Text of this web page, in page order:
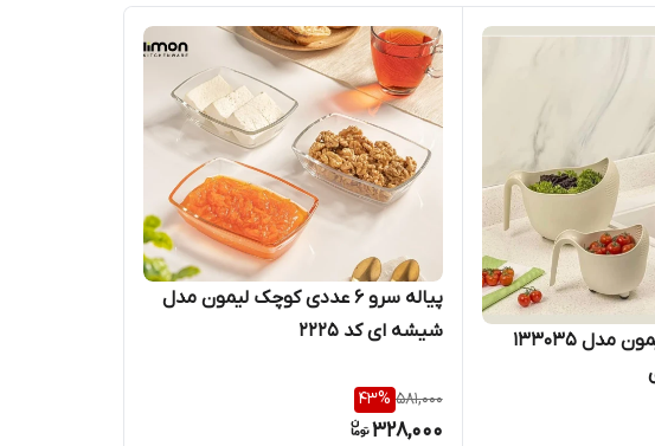
آبکش و آبگیر لیمون مدل 133035
پیاله سرو 6 عددی کوچک لیمون مدل
شیشه ای کد 2225
581,000
43%
328,000